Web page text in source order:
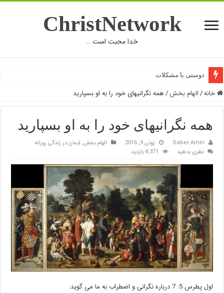
ChristNetwork
خدا محبت است …
دوستی با مشکلات
خانه/الهام بخش /همه نگرانیهای خود را به او بسپارید
همه نگرانیهای خود را به او بسپارید
Saber Amiri ژوئن 9, 2016 الهام بخش, ایمان در زندگی روزانه
نظری بدهید
4,371 بازدید
اول پطرس 5: 7 درباره نگرانی و اضطراب به ما می گوید: